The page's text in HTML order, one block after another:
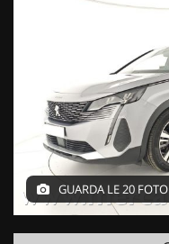
GUARDA LE 20 FOTO